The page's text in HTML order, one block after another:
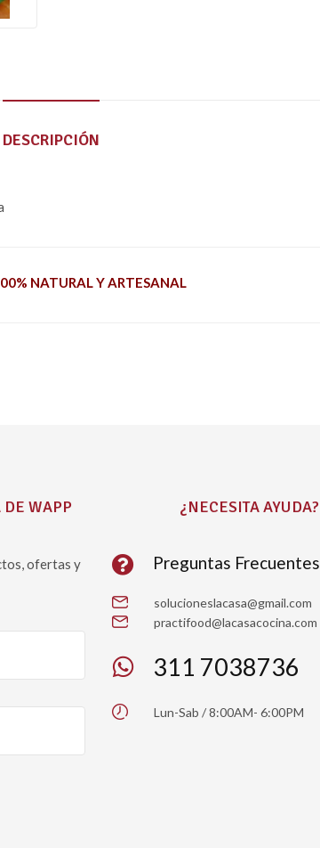
DESCRIPCIÓN
NATURAL Y ARTESANAL
DE WAPP
ofertas y
¿NECESITA AYUDA?
Preguntas Frecuentes
solucioneslacasa@gmail.com
practifood@lacasacocina.com
311 7038736
Lun-Sab / 8:00AM- 6:00PM